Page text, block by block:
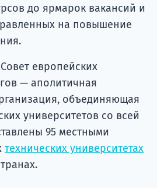
до ярмарок вакансий и
на повышение
европейских
— аполитичная
объединяющая
университетов со всей
95 местными
технических университетах